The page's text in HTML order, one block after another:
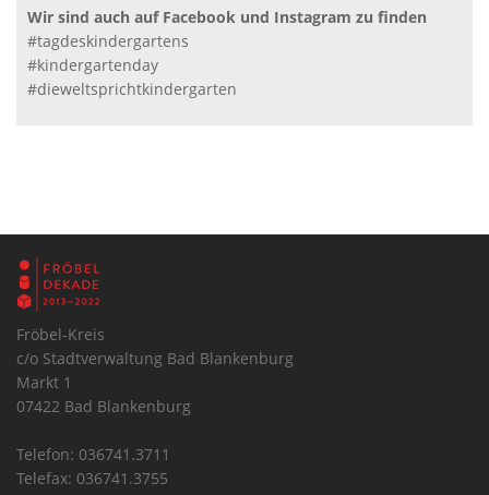
Wir sind auch auf Facebook und Instagram zu finden
#tagdeskindergartens
#kindergartenday
#dieweltsprichtkindergarten
Fröbel-Kreis
c/o Stadtverwaltung Bad Blankenburg
Markt 1
07422 Bad Blankenburg
Telefon: 036741.3711
Telefax: 036741.3755